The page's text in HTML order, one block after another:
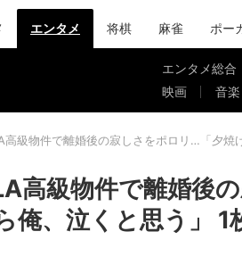
エンタメ 将棋 麻雀 ポー
エンタメ総合
映画
音楽
高級物件で離婚後の寂しさをポロリ…「夕焼
高級物件で離婚後
、泣くと思う」 1